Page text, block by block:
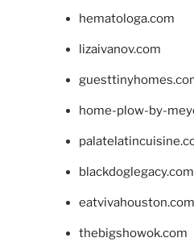
hematologa.com
lizaivanov.com
home-plow-by-
blackdoglegacy.com
eatvivahouston.com
thebigshowok.com